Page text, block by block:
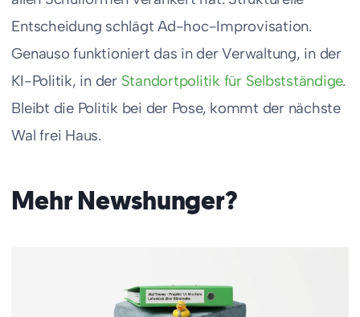
Entscheidung schlägt Ad-hoc-Improvisation.
Genauso funktioniert das in der Verwaltung, in der
KI-Politik, in der Standortpolitik für Selbstständige.
Bleibt die Politik bei der Pose, kommt der nächste
Wal frei Haus.
Mehr Newshunger?